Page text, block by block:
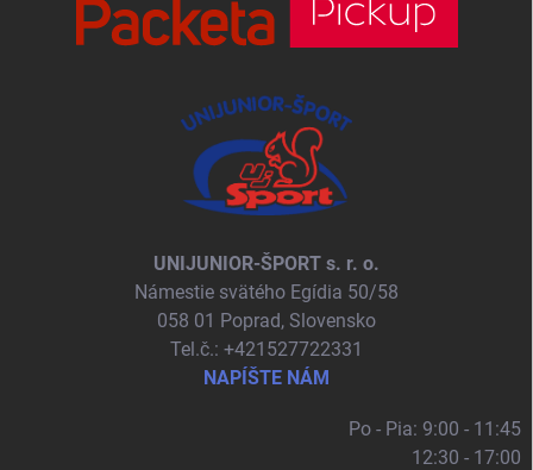
UNIJUNIOR-ŠPORT s. r. o.
Námestie svätého Egídia 50/58
058 01 Poprad, Slovensko
Tel.č.: +421527722331
NAPÍŠTE NÁM
Po - Pia: 9:00 - 11:45
12:30 - 17:00